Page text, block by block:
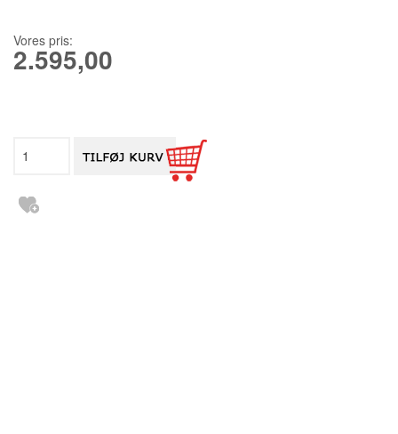
Vores pris:
2.595,00